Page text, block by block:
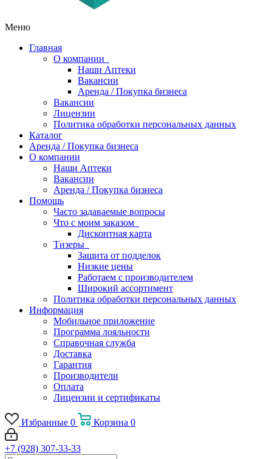
Меню
Главная
О компании
Наши Аптеки
Вакансии
Аренда / Покупка бизнеса
Вакансии
Лицензии
Политика обработки персональных данных
Каталог
Аренда / Покупка бизнеса
О компании
Наши Аптеки
Вакансии
Аренда / Покупка бизнеса
Помощь
Часто задаваемые вопросы
Что с моим заказом
Дисконтная карта
Тизеры
Защита от подделок
Низкие цены
Работаем с производителем
Широкий ассортимент
Политика обработки персональных данных
Информация
Мобильное приложение
Программа лояльности
Справочная служба
Доставка
Гарантия
Производители
Оплата
Лицензии и сертификаты
Избранные 0 Корзина 0
+7 (928) 307-33-33